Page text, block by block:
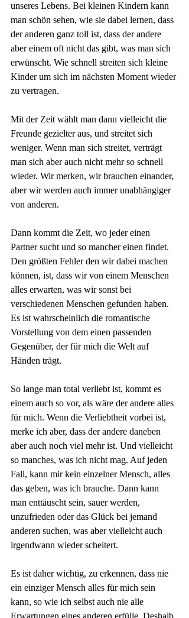
unseres Lebens. Bei kleinen Kindern kann
man schön sehen, wie sie dabei lernen, dass
der anderen ganz toll ist, dass der andere
aber einem oft nicht das gibt, was man sich
erwünscht. Wie schnell streiten sich kleine
Kinder um sich im nächsten Moment wieder
zu vertragen.
Mit der Zeit wählt man dann vielleicht die
Freunde gezielter aus, und streitet sich
weniger. Wenn man sich streitet, verträgt
man sich aber auch nicht mehr so schnell
wieder. Wir merken, wir brauchen einander,
aber wir werden auch immer unabhängiger
von anderen.
Dann kommt die Zeit, wo jeder einen
Partner sucht und so mancher einen findet.
Den größten Fehler den wir dabei machen
können, ist, dass wir von einem Menschen
alles erwarten, was wir sonst bei
verschiedenen Menschen gefunden haben.
Es ist wahrscheinlich die romantische
Vorstellung von dem einen passenden
Gegenüber, der für mich die Welt auf
Händen trägt.
So lange man total verliebt ist, kommt es
einem auch so vor, als wäre der andere alles
für mich. Wenn die Verliebtheit vorbei ist,
merke ich aber, dass der andere daneben
aber auch noch viel mehr ist. Und vielleicht
so manches, was ich nicht mag. Auf jeden
Fall, kann mir kein einzelner Mensch, alles
das geben, was ich brauche. Dann kann
man enttäuscht sein, sauer werden,
unzufrieden oder das Glück bei jemand
anderen suchen, was aber vielleicht auch
irgendwann wieder scheitert.
Es ist daher wichtig, zu erkennen, dass nie
ein einziger Mensch alles für mich sein
kann, so wie ich selbst auch nie alle